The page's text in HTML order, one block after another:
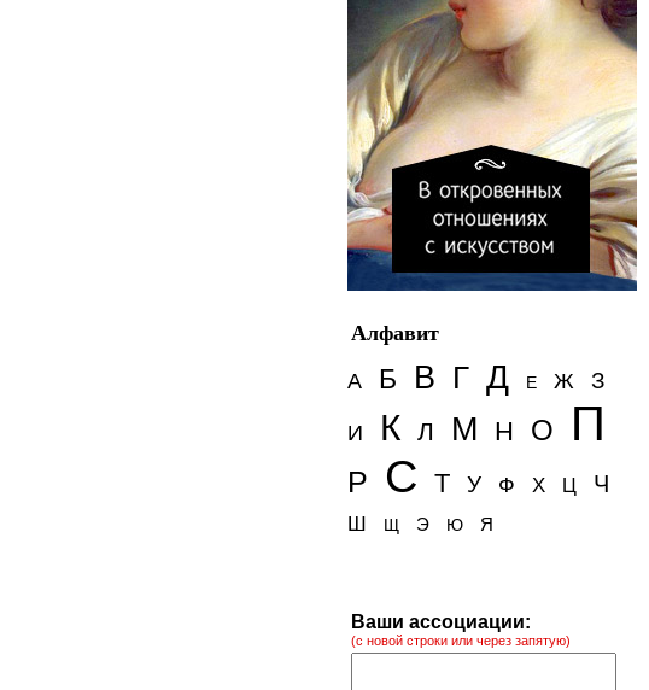
Алфавит
А
Б В Г Д Е Ж З
И К Л М Н О П
Р С Т У Ф Х Ц Ч
Ш Щ Э Ю Я
Ваши ассоциации:
(с новой строки или через запятую)